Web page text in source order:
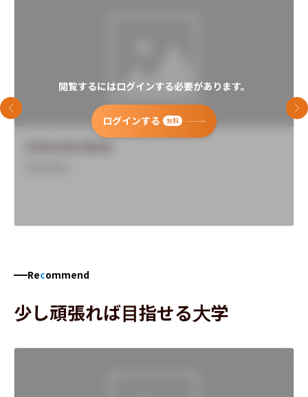
閲覧するにはログインする必要があります。
ログインする 無料
前のスライド 次
Recommend
少し頑張れば目指せる大学